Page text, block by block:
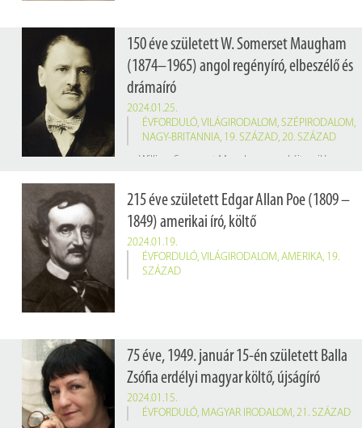
150 éve született W. Somerset Maugham
(1874–1965) angol regényíró, elbeszélő és
drámaíró
2024.01.25.
ÉVFORDULÓ, VILÁGIRODALOM, SZÉPIRODALOM,
NAGY-BRITANNIA, 19. SZÁZAD, 20. SZÁZAD
215 éve született Edgar Allan Poe (1809 –
1849) amerikai író, költő
2024.01.19.
ÉVFORDULÓ, VILÁGIRODALOM, AMERIKA, 19.
SZÁZAD
75 éve, 1949. január 15-én született Balla
Zsófia erdélyi magyar költő, újságíró
2024.01.15.
ÉVFORDULÓ, MAGYAR IRODALOM, 21. SZÁZAD